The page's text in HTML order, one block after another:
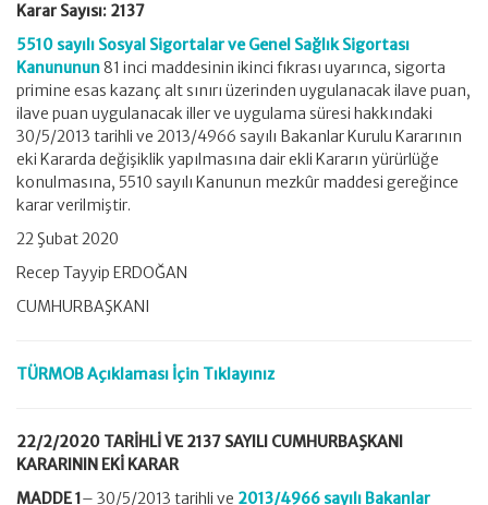
2013/4966
Sayılı
Bakanlar
Kurulu
Kararının
Eki
Kararda
Değişiklik
Yapılması
Hakkında
Karar
(Karar
Sayısı:
için
Karar Sayısı: 2137
5510 sayılı Sosyal Sigortalar ve Genel Sağlık Sigortası
Kanununun81 inci maddesinin ikinci fıkrası uyarınca, sigorta
primine esas kazanç alt sınırı üzerinden uygulanacak ilave puan,
ilave puan uygulanacak iller ve uygulama süresi hakkındaki
30/5/2013 tarihli ve 2013/4966 sayılı Bakanlar Kurulu Kararının
eki Kararda değişiklik yapılmasına dair ekli Kararın yürürlüğe
konulmasına, 5510 sayılı Kanunun mezkûr maddesi gereğince
karar verilmiştir.
22 Şubat 2020
Recep Tayyip ERDOĞAN
CUMHURBAŞKANI
TÜRMOB Açıklaması İçin Tıklayınız
22/2/2020 TARİHLİ VE 2137 SAYILI CUMHURBAŞKANI
KARARININ EKİ KARAR
MADDE 1– 30/5/2013 tarihli ve 2013/4966 sayılı Bakanlar